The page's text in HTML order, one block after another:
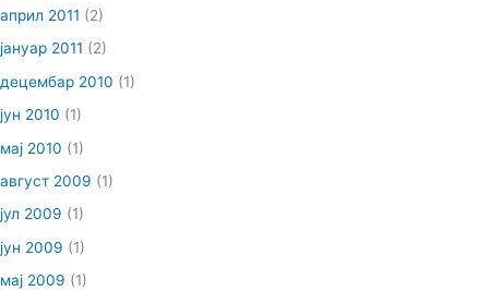
април 2011 (2)
јануар 2011 (2)
децембар 2010 (1)
јун 2010 (1)
мај 2010 (1)
август 2009 (1)
јул 2009 (1)
јун 2009 (1)
мај 2009 (1)